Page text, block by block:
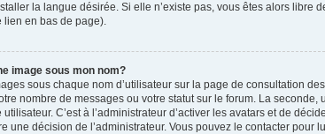
la langue désirée. Si elle n’existe pas, vous êtes alors
lien en bas de page).
image sous mon nom?
sous chaque nom d’utilisateur sur la page de consultation
nombre de messages ou votre statut sur le forum. La
C’est à l’administrateur d’activer les avatars et de
une décision de l’administrateur. Vous pouvez le contacter pour